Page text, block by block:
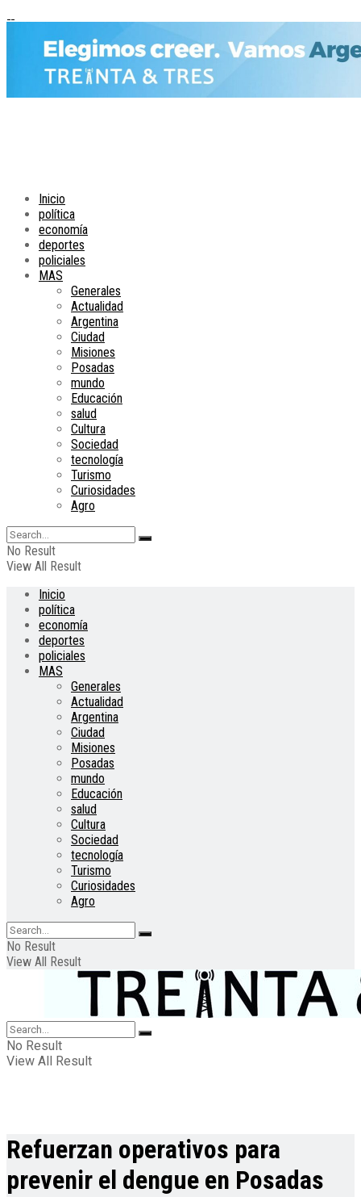
Inicio
política
economía
deportes
policiales
MAS
Generales
Actualidad
Argentina
Ciudad
Misiones
Posadas
mundo
Educación
salud
Cultura
Sociedad
tecnología
Turismo
Curiosidades
Agro
No Result
View All Result
Inicio
política
economía
deportes
policiales
MAS
Generales
Actualidad
Argentina
Ciudad
Misiones
Posadas
mundo
Educación
salud
Cultura
Sociedad
tecnología
Turismo
Curiosidades
Agro
No Result
View All Result
No Result
View All Result
Refuerzan operativos para
prevenir el dengue en Posadas